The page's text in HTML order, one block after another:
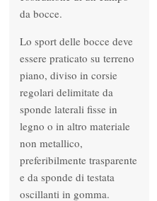
da bocce.
Lo sport delle bocce deve
essere praticato su terreno
piano, diviso in corsie
regolari delimitate da
sponde laterali fisse in
legno o in altro materiale
non metallico,
preferibilmente trasparente
e da sponde di testata
oscillanti in gomma.